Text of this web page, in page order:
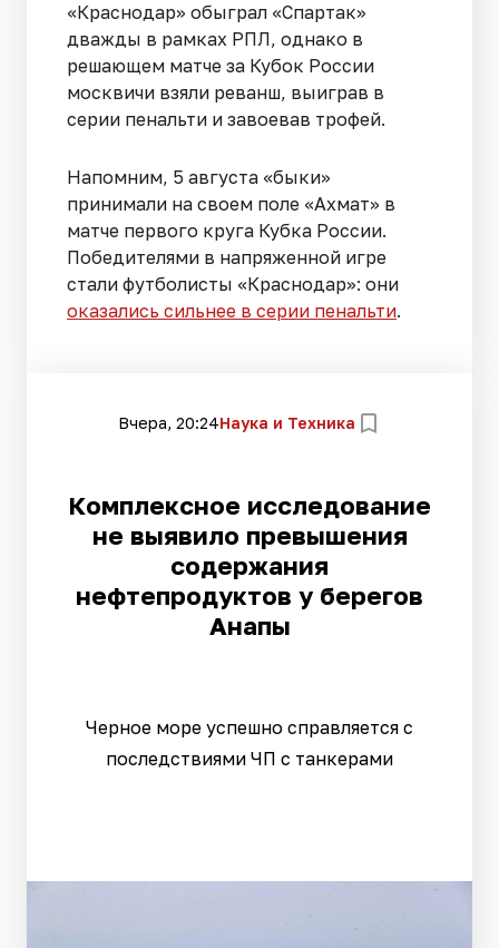
«Краснодар» обыграл «Спартак»
дважды в рамках РПЛ, однако в
решающем матче за Кубок России
москвичи взяли реванш, выиграв в
серии пенальти и завоевав трофей.
Напомним, 5 августа «быки»
принимали на своем поле «Ахмат» в
матче первого круга Кубка России.
Победителями в напряженной игре
стали футболисты «Краснодар»: они
оказались сильнее в серии пенальти.
Вчера, 20:24Наука и Техника
Комплексное исследование
не выявило превышения
содержания
нефтепродуктов у берегов
Анапы
Черное море успешно справляется с
последствиями ЧП с танкерами